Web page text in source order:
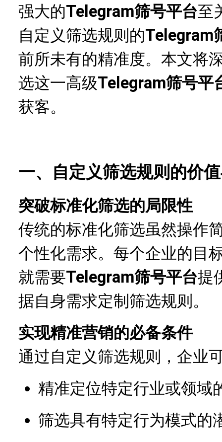
强大的Telegram筛号平台至
自定义筛选规则的Telegram
前所未有的精准度。本文将
选这一高级Telegram筛号平
获客。
一、自定义筛选规则的价
突破标准化筛选的局限性
传统的标准化筛选虽然操作
个性化需求。每个企业的目
就需要Telegram筛号平台提
据自身需求定制筛选规则。
实现精准营销的必备条件
通过自定义筛选规则，企业
精准定位特定行业或领域
筛选具有特定行为模式的